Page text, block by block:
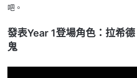
吧。
發表Year 1登場角色：拉希
鬼